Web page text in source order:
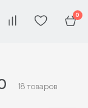
0
18 товаров